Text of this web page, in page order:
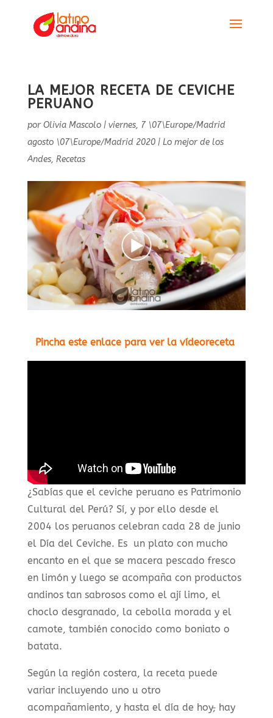
LA MEJOR RECETA DE CEVICHE
PERUANO
por Olivia Mascolo| viernes, 7 \07\Europe/Madrid
agosto \07\Europe/Madrid 2020| Lo mejor de los
Andes, Recetas
Pincha este enlace para ver la vídeoreceta
¿Sabías que el ceviche peruano es Patrimonio
Cultural del Perú? Sí, y por ello desde el
2004 los peruanos celebran cada 28 de junio
el Día del Ceviche. Es un plato con mucho
encanto en el que se macera pescado fresco
en limón y luego se acompaña con productos
andinos tan sabrosos como el ají limo, el
choclo desgranado, la cebolla morada y el
camote, también conocido como boniato o
batata.
Según la región costera, la receta puede
variar incluyendo uno u otro
acompañamiento, y hasta el día de hoy,hay